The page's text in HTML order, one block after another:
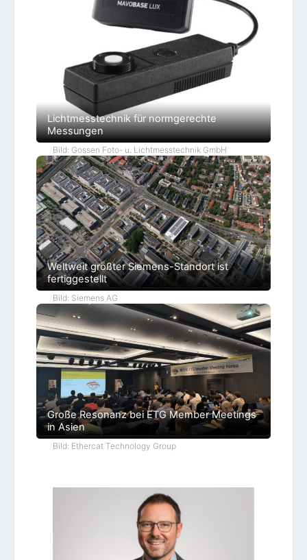
Lichtmesstechnik für normgerechte
Messungen
Bild: Gossen Foto- u. Lichtmesstechnik GmbH
Weltweit größter Siemens-Standort ist
fertiggestellt
Bild: Siemens AG
Große Resonanz bei ETG Member Meetings
in Asien
Bild: Ethercat Technology Group